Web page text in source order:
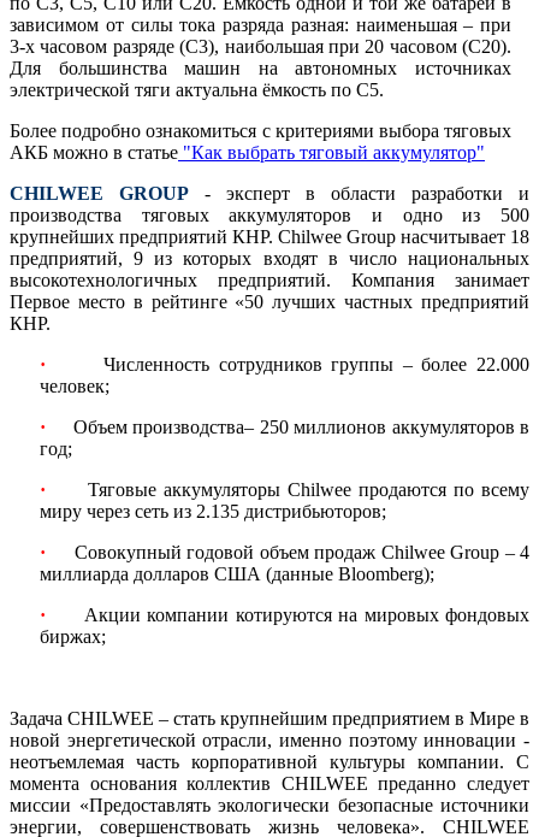
зависимом от силы тока разряда разная: наименьшая – при
3-х часовом разряде (С3), наибольшая при 20 часовом (С20).
Для большинства машин на автономных источниках
электрической тяги актуальна ёмкость по С5.
Более подробно ознакомиться с критериями выбора тяговых
АКБ можно в статье "Как выбрать тяговый аккумулятор"
CHILWEE GROUP - эксперт в области разработки и
производства тяговых аккумуляторов и одно из 500
крупнейших предприятий КНР. Chilwee Group насчитывает 18
предприятий, 9 из которых входят в число национальных
высокотехнологичных предприятий. Компания занимает
Первое место в рейтинге «50 лучших частных предприятий
КНР.
·
Численность сотрудников группы – более 22.000
человек;
·
Объем производства– 250 миллионов аккумуляторов в
год;
·
Тяговые аккумуляторы Chilwee продаются по всему
миру через сеть из 2.135 дистрибьюторов;
·
Совокупный годовой объем продаж Chilwee Group – 4
миллиарда долларов США (данные Bloomberg);
·
Акции компании котируются на мировых фондовых
биржах;
Задача CHILWEE – стать крупнейшим предприятием в Мире в
новой энергетической отрасли, именно поэтому инновации -
неотъемлемая часть корпоративной культуры компании. С
момента основания коллектив CHILWEE преданно следует
миссии «Предоставлять экологически безопасные источники
энергии, совершенствовать жизнь человека». CHILWEE